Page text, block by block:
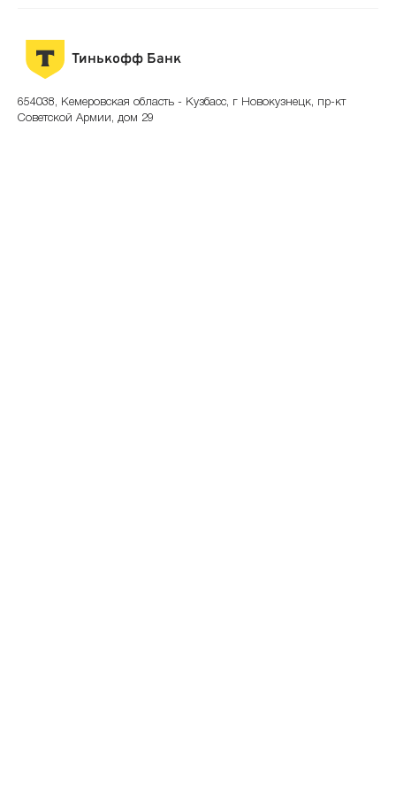
Тинькофф Банк
654038, Кемеровская область - Кузбасс, г Новокузнецк, пр-кт
Советской Армии, дом 29